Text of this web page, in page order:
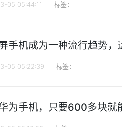
05 05:44:11 标签：
手机成为一种流行趋势
05 05:22:39 标签：
为手机，只要600多块就